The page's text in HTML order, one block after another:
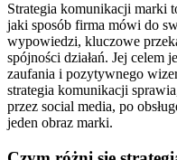
Strategia komunikacji marki
jaki sposób firma mówi do
wypowiedzi, kluczowe
spójności działań. Jej celem
zaufania i pozytywnego
strategia komunikacji
przez social media, po
jeden obraz marki.